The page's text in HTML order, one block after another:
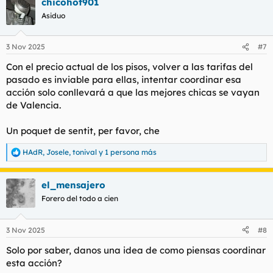
c
c
i
e
:
Asiduo
3 Nov 2025 #7
Con el precio actual de los pisos, volver a las tarifas del
pasado es inviable para ellas, intentar coordinar esa
acción solo conllevará a que las mejores chicas se vayan
de Valencia.
Un poquet de sentit, per favor, che
R
e
a
c
c
i
e
:
HAdR, Josele, tonival y 1 persona más
el_mensajero
Forero del todo a cien
3 Nov 2025 #8
Solo por saber, danos una idea de como piensas coordinar
esta acción?